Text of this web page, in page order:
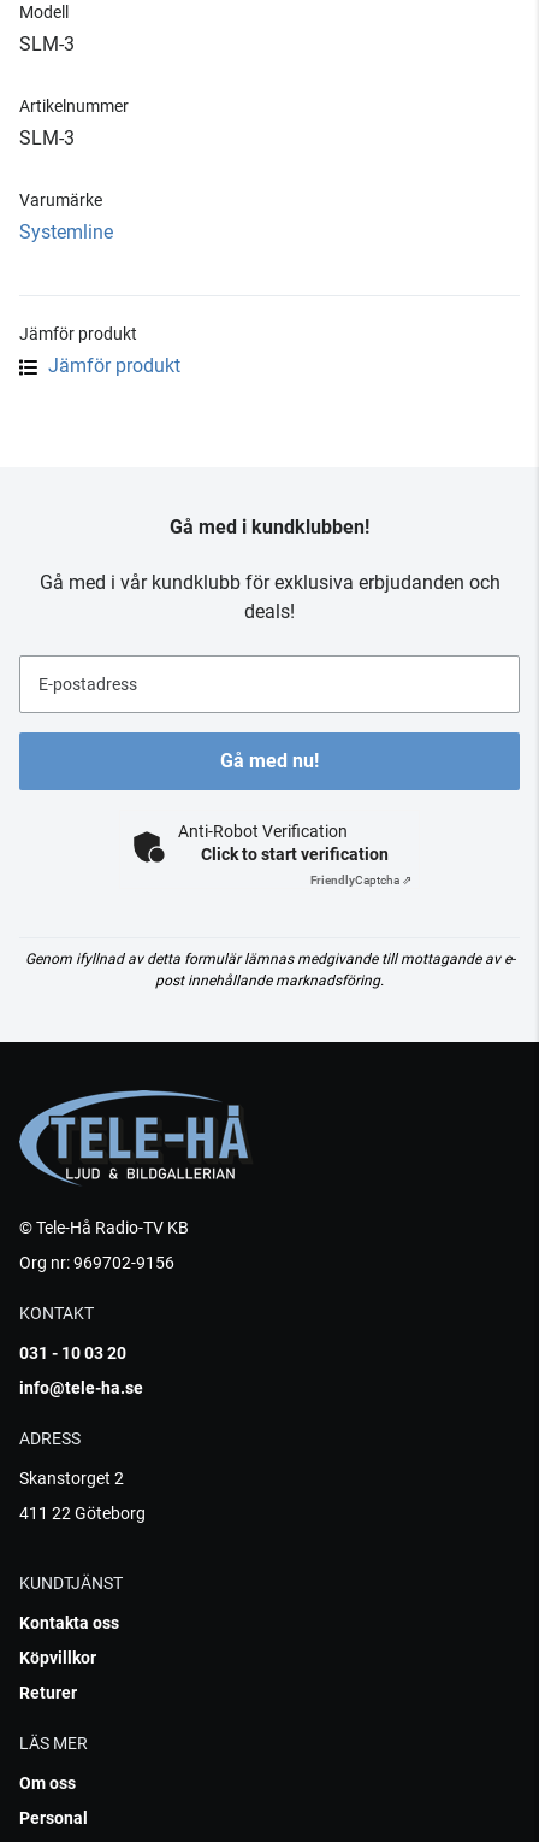
Modell
SLM-3
Artikelnummer
SLM-3
Varumärke
Systemline
Jämför produkt
Jämför produkt
Gå med i kundklubben!
Gå med i vår kundklubb för exklusiva erbjudanden och
deals!
E-postadress
Gå med nu!
Anti-Robot Verification
Click to start verification
FriendlyCaptcha ⇗
Genom ifyllnad av detta formulär lämnas medgivande till mottagande av e-
post innehållande marknadsföring.
© Tele-Hå Radio-TV KB
Org nr: 969702-9156
KONTAKT
031 - 10 03 20
info@tele-ha.se
ADRESS
Skanstorget 2
411 22 Göteborg
KUNDTJÄNST
Kontakta oss
Köpvillkor
Returer
LÄS MER
Om oss
Personal